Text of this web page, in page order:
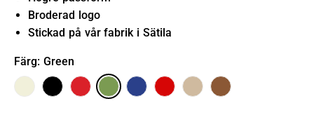
Broderad logo
Stickad på vår fabrik i Sätila
Färg: Green